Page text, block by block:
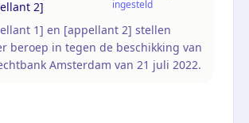
2]
ingesteld
1] en [appellant 2] stellen
beroep in tegen de beschikking van
Amsterdam van 21 juli 2022.